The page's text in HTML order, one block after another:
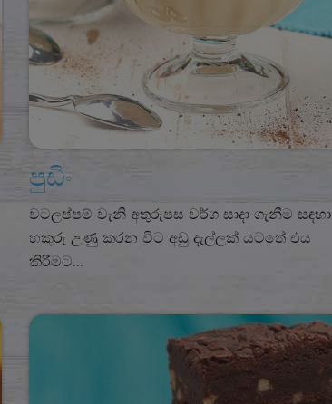
පුඩිං
වටලප්පම් වැනි අතුරුපස වර්ග සාදා ගැනීම සඳහා
හකුරු උණු කරන විට අඩු දැල්ලක් යටතේ එය
කිරීමට...